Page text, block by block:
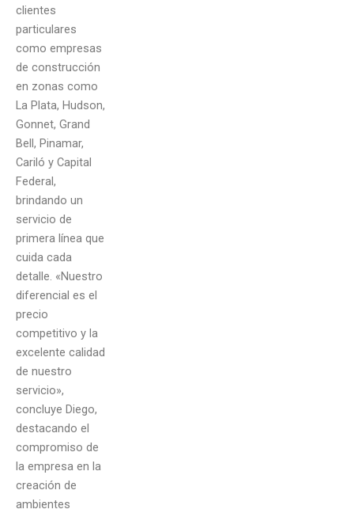
clientes
particulares
como empresas
de construcción
en zonas como
La Plata, Hudson,
Gonnet, Grand
Bell, Pinamar,
Cariló y Capital
Federal,
brindando un
servicio de
primera línea que
cuida cada
detalle. «Nuestro
diferencial es el
precio
competitivo y la
excelente calidad
de nuestro
servicio»,
concluye Diego,
destacando el
compromiso de
la empresa en la
creación de
ambientes